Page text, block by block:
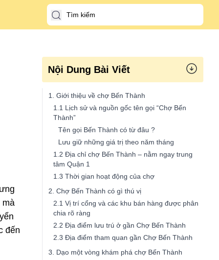
mà
đến
Nội Dung Bài Viết
1. Giới thiệu về chợ Bến Thành
1.1 Lịch sử và nguồn gốc tên gọi “Chợ Bến
Thành”
Tên gọi Bến Thành có từ đâu ?
Lưu giữ những giá trị theo năm tháng
1.2 Địa chỉ chợ Bến Thành – nằm ngay trung
tâm Quận 1
1.3 Thời gian hoạt động của chợ
2. Chợ Bến Thành có gì thú vị
2.1 Vị trí cổng và các khu bán hàng được phân
chia rõ ràng
2.2 Địa điểm lưu trú ở gần Chợ Bến Thành
2.3 Địa điểm tham quan gần Chợ Bến Thành
3. Dạo một vòng khám phá chợ Bến Thành